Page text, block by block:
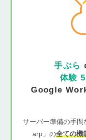
手ぶら
体験
Google
サーバー準備の手間
arp」の全ての機